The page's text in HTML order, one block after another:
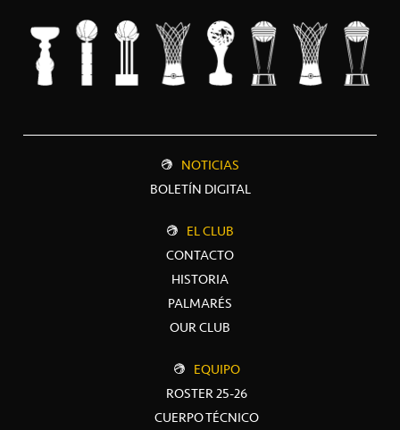
NOTICIAS
BOLETÍN DIGITAL
EL CLUB
CONTACTO
HISTORIA
PALMARÉS
OUR CLUB
EQUIPO
ROSTER 25-26
CUERPO TÉCNICO